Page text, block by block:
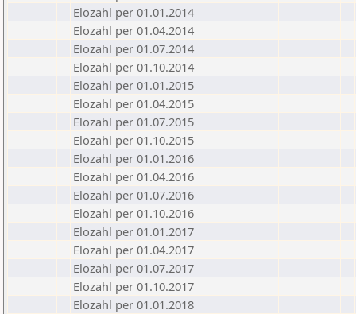
Elozahl per 01.01.2014
Elozahl per 01.04.2014
Elozahl per 01.07.2014
Elozahl per 01.10.2014
Elozahl per 01.01.2015
Elozahl per 01.04.2015
Elozahl per 01.07.2015
Elozahl per 01.10.2015
Elozahl per 01.01.2016
Elozahl per 01.04.2016
Elozahl per 01.07.2016
Elozahl per 01.10.2016
Elozahl per 01.01.2017
Elozahl per 01.04.2017
Elozahl per 01.07.2017
Elozahl per 01.10.2017
Elozahl per 01.01.2018